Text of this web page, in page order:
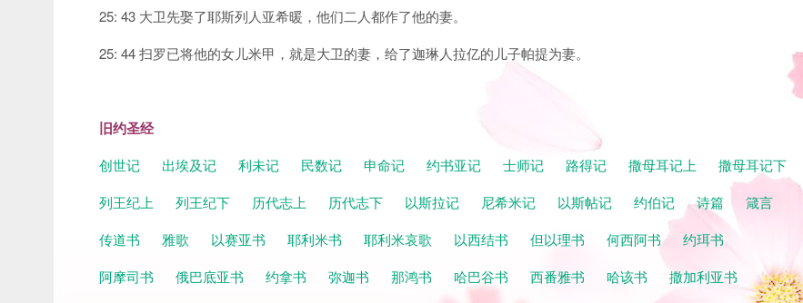
25: 43 大卫先娶了耶斯列人亚希暖，他们二人都作了他的妻。
25: 44 扫罗已将他的女儿米甲，就是大卫的妻，给了迦琳人拉亿的儿子帕提为妻。
旧约圣经
创世记 出埃及记 利未记 民数记 申命记 约书亚记 士师记 路得记 撒母耳记上
撒母耳记下
列王纪上
列王纪下 历代志上 历代志下 以斯拉记 尼希米记 以斯帖记 约伯记 诗篇
箴言
传道书
雅歌 以赛亚书 耶利米书 耶利米哀歌 以西结书 但以理书 何西阿书
约珥书
阿摩司书
俄巴底亚书 约拿书 弥迦书 那鸿书 哈巴谷书 西番雅书 哈该书
撒加利亚书